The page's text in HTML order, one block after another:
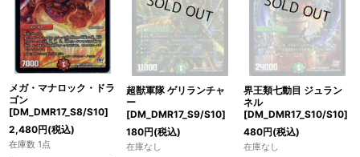
メガ・マナロック・ドラ
ゴン
[DM_DMR17_S8/S10]
2,480円(税込)
在庫数 1点
超獣軍隊 ゲリランチャ
ー
[DM_DMR17_S9/S10]
180円(税込)
在庫なし
界王類七動目 ジュラン
ネル
[DM_DMR17_S10/S10]
480円(税込)
在庫なし